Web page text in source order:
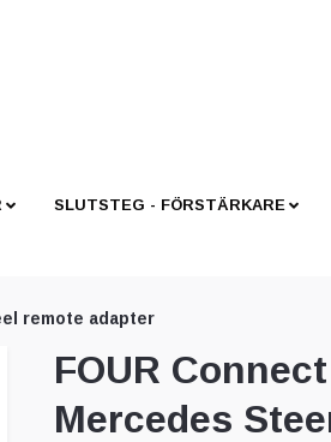
SLUTSTEG - FÖRSTÄRKARE
remote adapter
FOUR
Mercedes